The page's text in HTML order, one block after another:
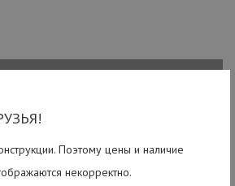
Поэтому цены и наличие
некорректно.